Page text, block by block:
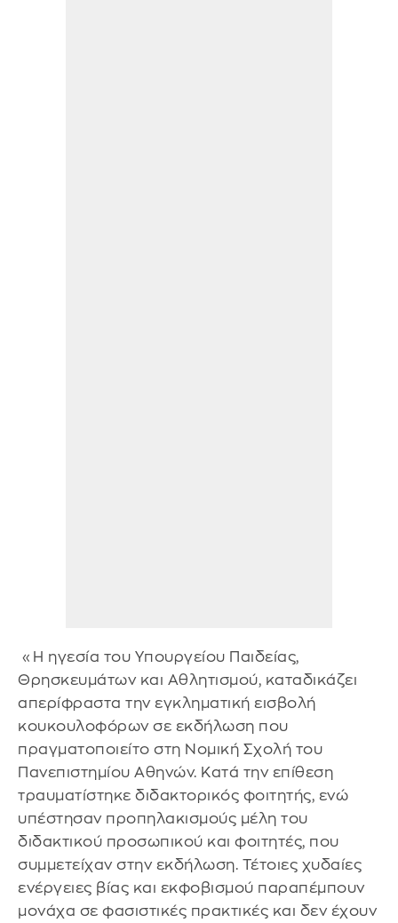
«Η ηγεσία του Υπουργείου Παιδείας,
Θρησκευμάτων και Αθλητισμού, καταδικάζει
απερίφραστα την εγκληματική εισβολή
κουκουλοφόρων σε εκδήλωση που
πραγματοποιείτo στη Νομική Σχολή του
Πανεπιστημίου Αθηνών. Κατά την επίθεση
τραυματίστηκε διδακτορικός φοιτητής, ενώ
υπέστησαν προπηλακισμούς μέλη του
διδακτικού προσωπικού και φοιτητές, που
συμμετείχαν στην εκδήλωση. Τέτοιες χυδαίες
ενέργειες βίας και εκφοβισμού παραπέμπουν
μονάχα σε φασιστικές πρακτικές και δεν έχουν